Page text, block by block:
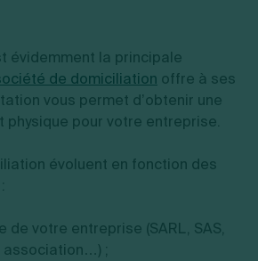
évidemment la principale
de domiciliation offre à ses
vous permet d’obtenir une
pour votre entreprise.
évoluent en fonction des
de votre entreprise (SARL, SAS,
;